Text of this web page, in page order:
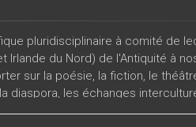
pluridisciplinaire à comité de
Irlande du Nord) de l'Antiquité à
sur la poésie, la fiction, le
diaspora, les échanges
deux fois par an, alternant